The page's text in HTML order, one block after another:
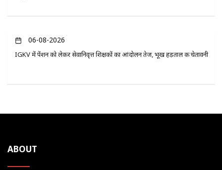
06-08-2026
IGKV में पेंशन को लेकर सेवानिवृत्त शिक्षकों का आंदोलन तेज, भूख हड़ताल की चेतावनी
ABOUT